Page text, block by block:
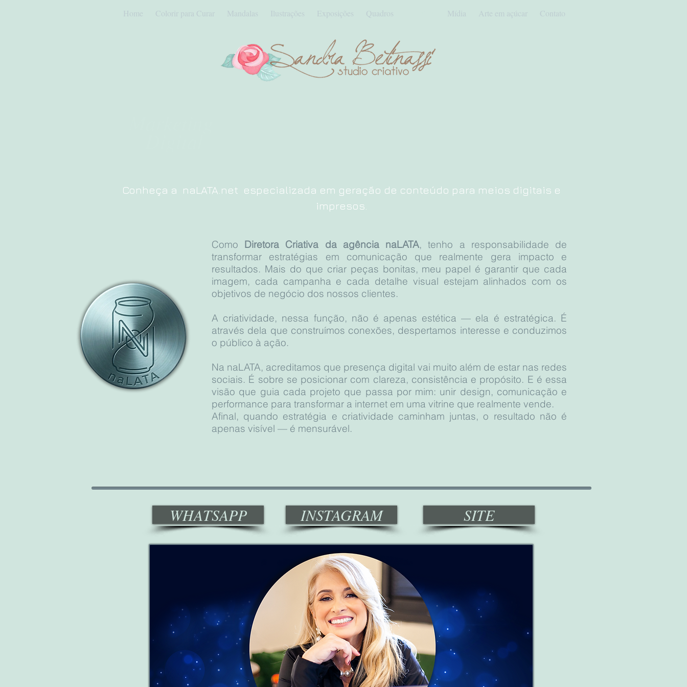
Home Colorir para Curar Mandalas Ilustrações Exposições Quadros Mídia Arte em açúcar Contato
Conheça a naLATA.net especializada em geração de conteúdo para meios digitais e
impresos.
Como Diretora Criativa da agência naLATA, tenho a responsabilidade de
transformar estratégias em comunicação que realmente gera impacto e
resultados. Mais do que criar peças bonitas, meu papel é garantir que cada
imagem, cada campanha e cada detalhe visual estejam alinhados com os
objetivos de negócio dos nossos clientes.
A criatividade, nessa função, não é apenas estética — ela é estratégica. É
através dela que construímos conexões, despertamos interesse e conduzimos
o público à ação.
Na naLATA, acreditamos que presença digital vai muito além de estar nas redes
sociais. É sobre se posicionar com clareza, consistência e propósito. E é essa
visão que guia cada projeto que passa por mim: unir design, comunicação e
performance para transformar a internet em uma vitrine que realmente vende.
Afinal, quando estratégia e criatividade caminham juntas, o resultado não é
apenas visível — é mensurável.
Sua empresa aparecendo como nunca!
WHATSAPP INSTAGRAM SITE